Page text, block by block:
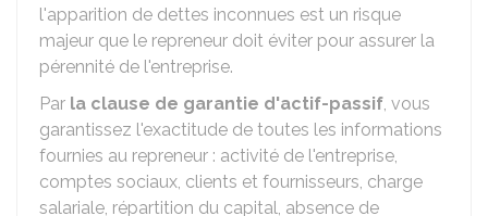
l'apparition de dettes inconnues est un risque
majeur que le repreneur doit éviter pour assurer la
pérennité de l'entreprise.
Par la clause de garantie d'actif-passif, vous
garantissez l'exactitude de toutes les informations
fournies au repreneur : activité de l'entreprise,
comptes sociaux, clients et fournisseurs, charge
salariale, répartition du capital, absence de